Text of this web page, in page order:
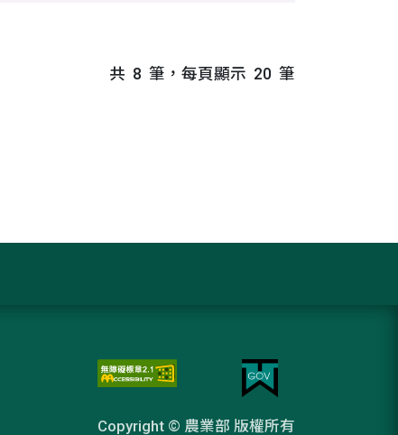
共 8 筆，每頁顯示 20 筆
Copyright © 農業部 版權所有